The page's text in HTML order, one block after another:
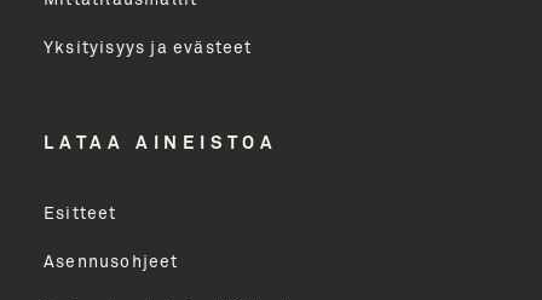
LÄHETÄ
Yksityisyys ja evästeet
LATAA AINEISTOA
Esitteet
Asennusohjeet